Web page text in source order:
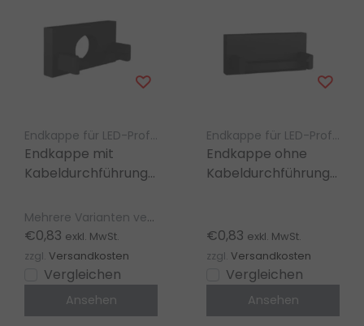
Endkappe für LED-Profil – Luksus
Endkappe mit
Kabeldurchführung
Mehrere Varianten verfügbar
€0,83 exkl. MwSt.
zzgl. Versandkosten
Vergleichen
Ansehen
Endkappe für LED-Profil – Luksus
Endkappe ohne
Kabeldurchführung
€0,83 exkl. MwSt.
zzgl. Versandkosten
Vergleichen
Ansehen